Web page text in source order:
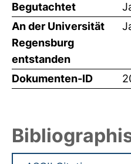
Begutachtet
An der Universität
Regensburg
entstanden
Dokumenten-ID